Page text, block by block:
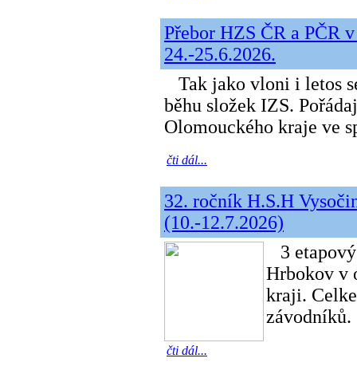
Přebor HZS ČR a PČR
24.-25.6.2026.
Tak jako vloni i letos
běhu složek IZS.
Olomouckého kraje ve
čti dál...
32. ročník H.S.H
(10.-12.7.2026)
3
Hrbokov v
kraji.
čti dál...